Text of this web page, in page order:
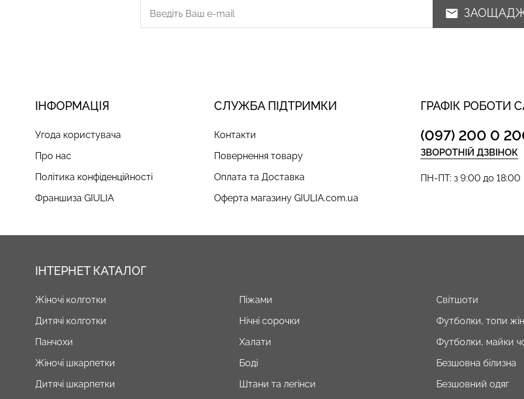
ІНФОРМАЦІЯ
Угода користувача
Про нас
Політика конфіденційності
Франшиза GIULIA
СЛУЖБА ПІДТРИМКИ
Контакти
Повернення товару
Оплата та Доставка
Оферта магазину GIULIA.com.ua
ГРАФІК РОБОТИ
(097) 200 0
ЗВОРОТНІЙ ДЗВІНОК
ПН-ПТ: з 9:00 до 18:00
ІНТЕРНЕТ КАТАЛОГ
Жіночі колготки
Дитячі колготки
Панчохи
Жіночі шкарпетки
Дитячі шкарпетки
Піжами
Нічні сорочки
Халати
Боді
Штани та легінси
Світшоти
Футболки, топи
Футболки, майки
Безшовна білизна
Безшовний одяг